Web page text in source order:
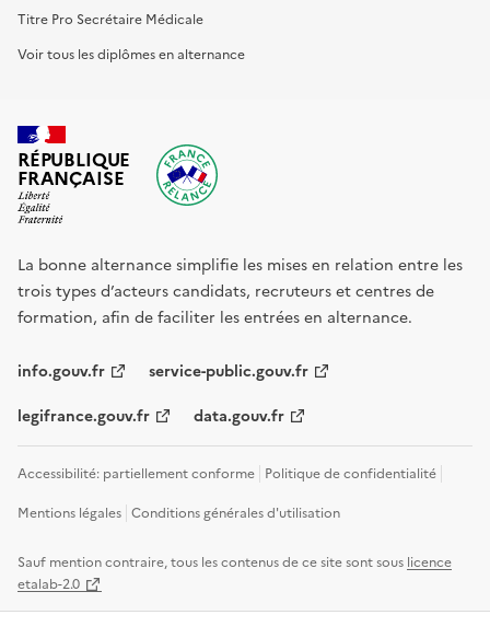
Titre Pro Secrétaire Médicale
Voir tous les diplômes en alternance
RÉPUBLIQUE
FRANÇAISE
La bonne alternance simplifie les mises en relation entre les
trois types d’acteurs candidats, recruteurs et centres de
formation, afin de faciliter les entrées en alternance.
info.gouv.fr service-public.gouv.fr
legifrance.gouv.fr data.gouv.fr
Accessibilité: partiellement conforme Politique de confidentialité
Mentions légales Conditions générales d'utilisation
Sauf mention contraire, tous les contenus de ce site sont sous licence
etalab-2.0